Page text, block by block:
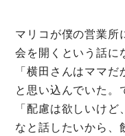
マリコが僕の営業所
会を開くという話に
「横田さんはママだ
と思い込んでいた。
「配慮は欲しいけ
なと話したいから、